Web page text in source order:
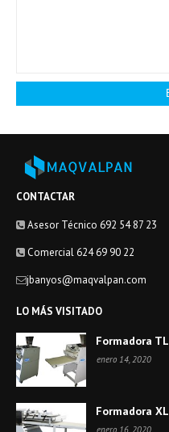
CONTACTAR
Asesor Técnico 692 54 87 23
Comercial 624 69 90 22
jbanyos@maqvalpan.com
LO MÁS VISITADO
Formadora
enero 14, 2020
Formadora XL
enero 16, 2020